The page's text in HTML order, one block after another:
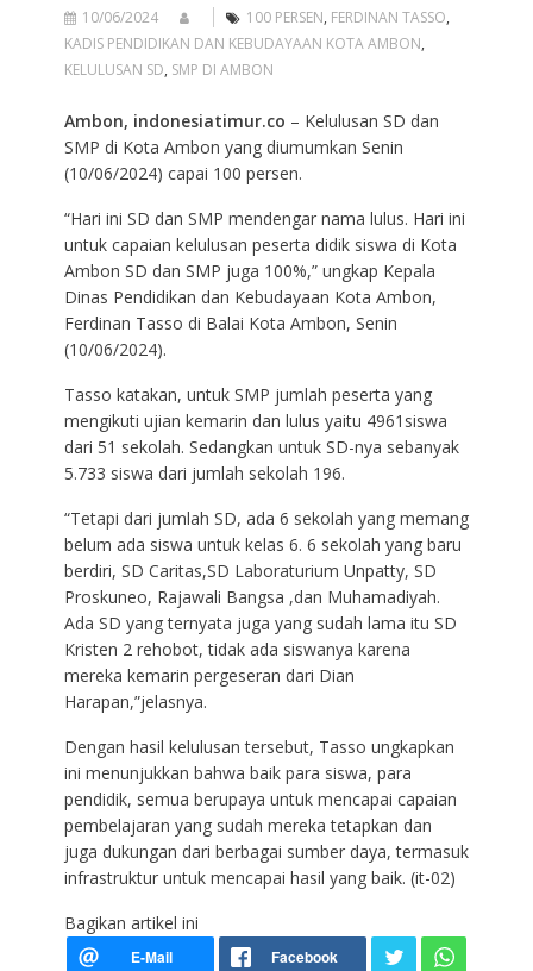
10/06/2024 100 PERSEN, FERDINAN TASSO,
KADIS PENDIDIKAN DAN KEBUDAYAAN KOTA AMBON,
KELULUSAN SD, SMP DI AMBON
Ambon, indonesiatimur.co – Kelulusan SD dan
SMP di Kota Ambon yang diumumkan Senin
(10/06/2024) capai 100 persen.
“Hari ini SD dan SMP mendengar nama lulus. Hari ini
untuk capaian kelulusan peserta didik siswa di Kota
Ambon SD dan SMP juga 100%,” ungkap Kepala
Dinas Pendidikan dan Kebudayaan Kota Ambon,
Ferdinan Tasso di Balai Kota Ambon, Senin
(10/06/2024).
Tasso katakan, untuk SMP jumlah peserta yang
mengikuti ujian kemarin dan lulus yaitu 4961siswa
dari 51 sekolah. Sedangkan untuk SD-nya sebanyak
5.733 siswa dari jumlah sekolah 196.
“Tetapi dari jumlah SD, ada 6 sekolah yang memang
belum ada siswa untuk kelas 6. 6 sekolah yang baru
berdiri, SD Caritas,SD Laboraturium Unpatty, SD
Proskuneo, Rajawali Bangsa ,dan Muhamadiyah.
Ada SD yang ternyata juga yang sudah lama itu SD
Kristen 2 rehobot, tidak ada siswanya karena
mereka kemarin pergeseran dari Dian
Harapan,”jelasnya.
Dengan hasil kelulusan tersebut, Tasso ungkapkan
ini menunjukkan bahwa baik para siswa, para
pendidik, semua berupaya untuk mencapai capaian
pembelajaran yang sudah mereka tetapkan dan
juga dukungan dari berbagai sumber daya, termasuk
infrastruktur untuk mencapai hasil yang baik. (it-02)
Bagikan artikel ini